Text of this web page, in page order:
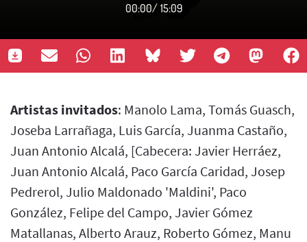
00:00/ 15:09
Artistas invitados: Manolo Lama, Tomás Guasch,
Joseba Larrañaga, Luis García, Juanma Castaño,
Juan Antonio Alcalá, [Cabecera: Javier Herráez,
Juan Antonio Alcalá, Paco García Caridad, Josep
Pedrerol, Julio Maldonado 'Maldini', Paco
González, Felipe del Campo, Javier Gómez
Matallanas, Alberto Arauz, Roberto Gómez, Manu